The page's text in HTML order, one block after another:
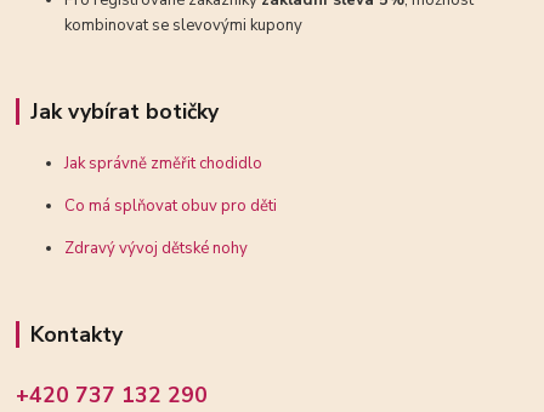
kombinovat se slevovými kupony
Jak vybírat botičky
Jak správně změřit chodidlo
Co má splňovat obuv pro děti
Zdravý vývoj dětské nohy
Kontakty
+420 737 132 290